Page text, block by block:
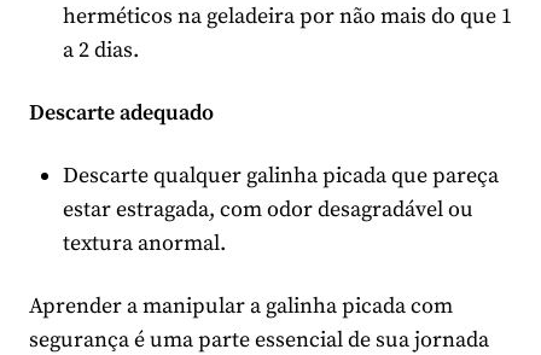
herméticos na geladeira por não mais do que 1
a 2 dias.
Descarte adequado
Descarte qualquer galinha picada que pareça
estar estragada, com odor desagradável ou
textura anormal.
Aprender a manipular a galinha picada com
segurança é uma parte essencial de sua jornada